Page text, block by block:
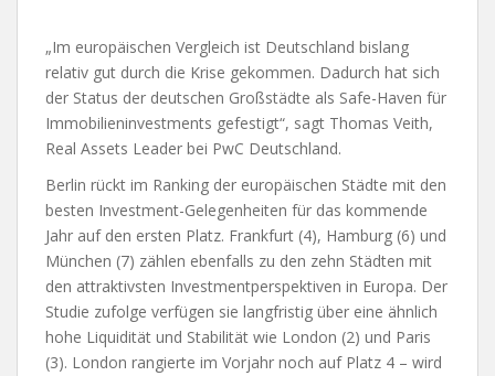
„Im europäischen Vergleich ist Deutschland bislang
relativ gut durch die Krise gekommen. Dadurch hat sich
der Status der deutschen Großstädte als Safe-Haven für
Immobilieninvestments gefestigt“, sagt Thomas Veith,
Real Assets Leader bei PwC Deutschland.
Berlin rückt im Ranking der europäischen Städte mit den
besten Investment-Gelegenheiten für das kommende
Jahr auf den ersten Platz. Frankfurt (4), Hamburg (6) und
München (7) zählen ebenfalls zu den zehn Städten mit
den attraktivsten Investmentperspektiven in Europa. Der
Studie zufolge verfügen sie langfristig über eine ähnlich
hohe Liquidität und Stabilität wie London (2) und Paris
(3). London rangierte im Vorjahr noch auf Platz 4 – wird